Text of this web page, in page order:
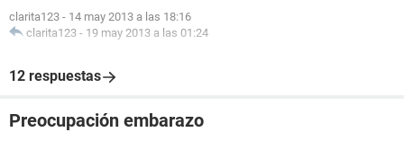
clarita123 - 14 may 2013 a las 18:16
clarita123 - 19 may 2013 a las 01:24
12 respuestas
Preocupación embarazo